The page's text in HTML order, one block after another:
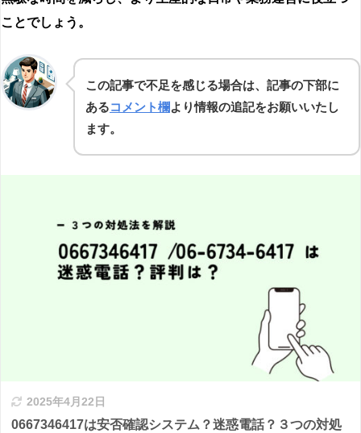
ことでしょう。
この記事で不足を感じる場合は、記事の下部に
あるコメント欄より情報の追記をお願いいたし
ます。
2025年4月22日
0667346417は安否確認システム？迷惑電話？３つの対処